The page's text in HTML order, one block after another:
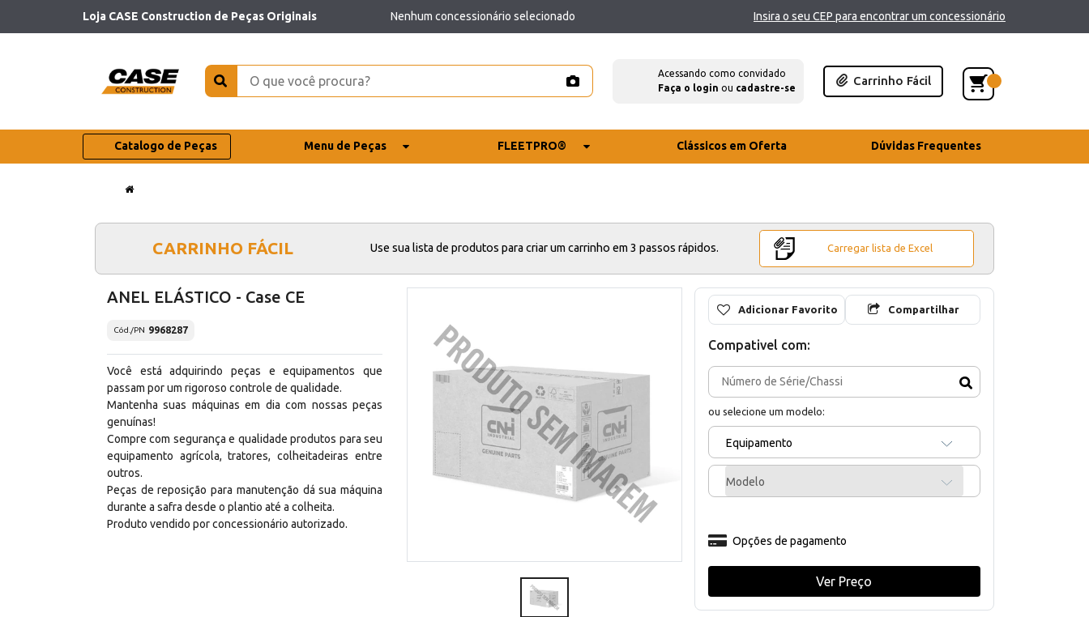
Loja CASE Construction de Peças Originais Nenhum concessionário selecionado Insira o seu CEP para encontrar um concessionário
Acessando como convidado
Faça o login ou cadastre-se
Carrinho Fácil
Catalogo de Peças Menu de Peças FLEETPRO® Clássicos em Oferta Dúvidas Frequentes
CARRINHO FÁCIL Use sua lista de produtos para criar um carrinho em 3 passos rápidos. Carregar lista de Excel
ANEL ELÁSTICO - Case CE
Cód./PN 9968287
Você está adquirindo peças e equipamentos que
passam por um rigoroso controle de qualidade.
Mantenha suas máquinas em dia com nossas peças
genuínas!
Compre com segurança e qualidade produtos para seu
equipamento agrícola, tratores, colheitadeiras entre
outros.
Peças de reposição para manutenção dá sua máquina
durante a safra desde o plantio até a colheita.
Produto vendido por concessionário autorizado.
Adicionar Favorito Compartilhar
Compativel com:
ou selecione um modelo:
Equipamento
Modelo
Opções de pagamento
Ver Preço